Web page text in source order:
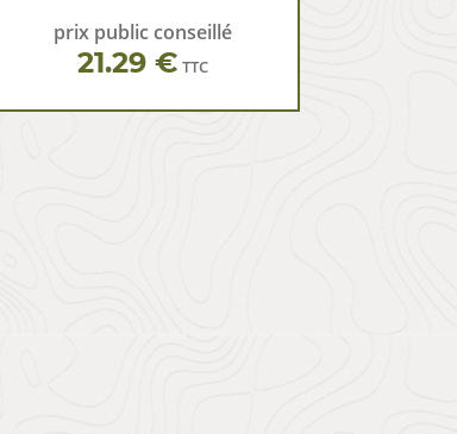
prix public conseillé
21.29 € TTC